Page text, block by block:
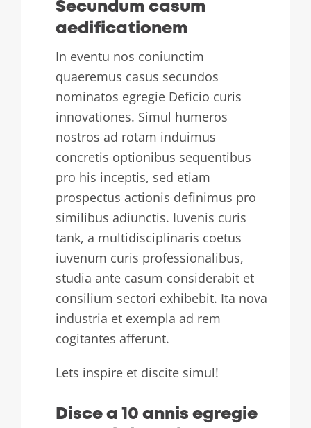
Secundum casum
aedificationem
In eventu nos coniunctim
quaeremus casus secundos
nominatos egregie Deficio curis
innovationes. Simul humeros
nostros ad rotam induimus
concretis optionibus sequentibus
pro his inceptis, sed etiam
prospectus actionis definimus pro
similibus adiunctis. Iuvenis curis
tank, a multidisciplinaris coetus
iuvenum curis professionalibus,
studia ante casum considerabit et
consilium sectori exhibebit. Ita nova
industria et exempla ad rem
cogitantes afferunt.
Lets inspire et discite simul!
Disce a 10 annis egregie